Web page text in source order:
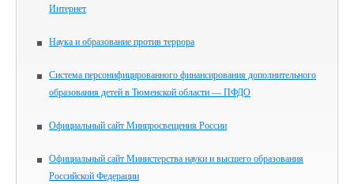
Интернет
Наука и образование против террора
Система персонифицированного финансирования дополнительного
образования детей в Тюменской области — ПФДО
Официальный сайт Минпросвещения России
Официальный сайт Министерства науки и высшего образования
Российской Федерации